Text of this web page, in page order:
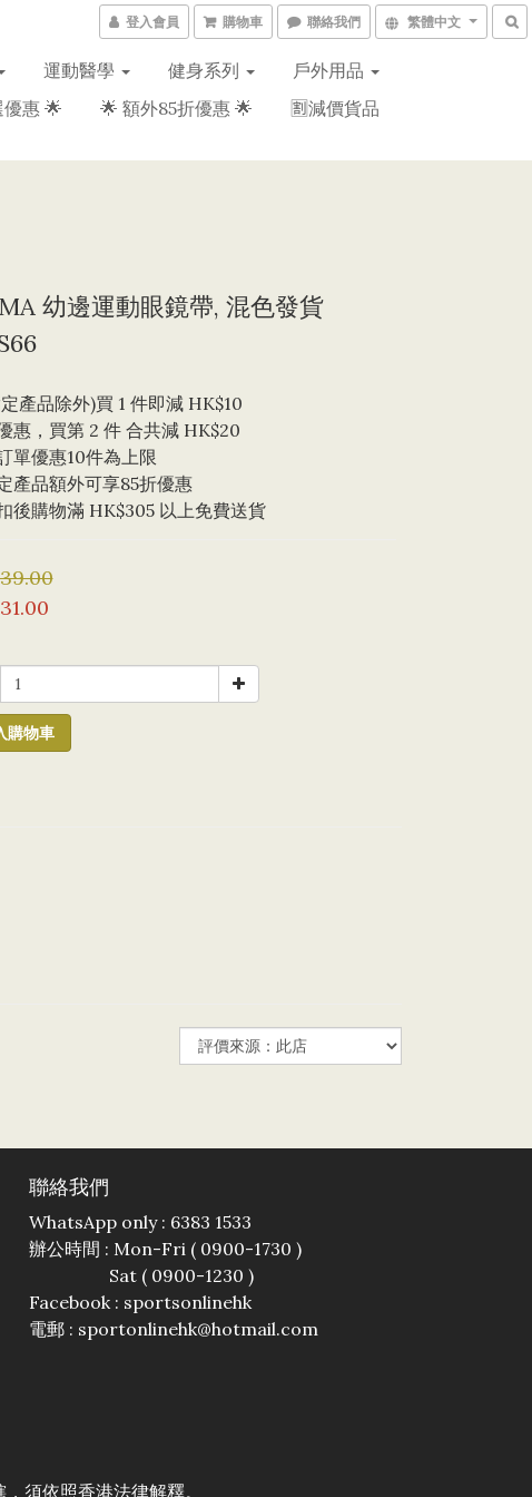
登入會員 購物車 聯絡我們 繁體中文
運動醫學 健身系列
戶外用品
惠 🌟
🌟 額外85折優惠 🌟 🈹減價貨品
幼邊運動眼鏡帶, 混色發貨
定產品除外)買 1 件即減 HK$10
惠，買第 2 件 合共減 HK$20
單優惠10件為上限
產品額外可享85折優惠
後購物滿 HK$305 以上免費送貨
購物車
聯絡我們
WhatsApp only : 6383 1533
辦公時間 : Mon-Fri ( 0900-1730 )
Sat ( 0900-1230 )
Facebook : sportsonlinehk
電郵 : sportonlinehk@hotmail.com
須依照香港法律解釋。